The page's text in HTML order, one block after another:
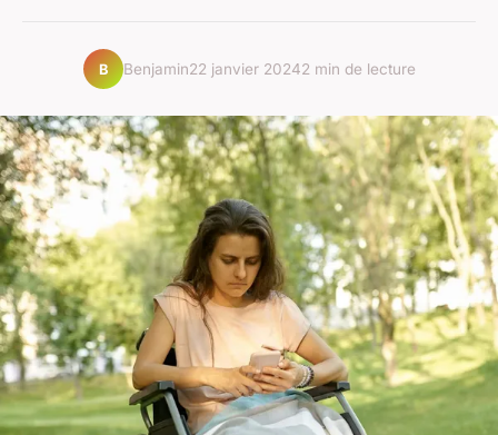
B Benjamin22 janvier 20242 min de lecture